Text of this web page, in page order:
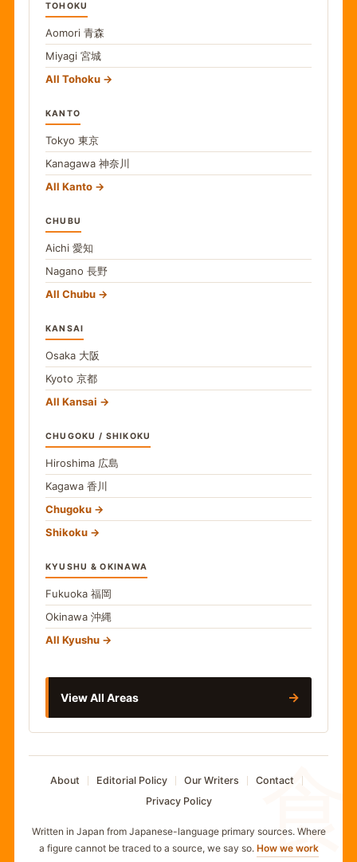
食
TOHOKU
Aomori 青森
Miyagi 宮城
All Tohoku
KANTO
Tokyo 東京
Kanagawa 神奈川
All Kanto
CHUBU
Aichi 愛知
Nagano 長野
All Chubu
KANSAI
Osaka 大阪
Kyoto 京都
All Kansai
CHUGOKU / SHIKOKU
Hiroshima 広島
Kagawa 香川
Chugoku
Shikoku
KYUSHU & OKINAWA
Fukuoka 福岡
Okinawa 沖縄
All Kyushu
View All Areas →
About Editorial Policy Our Writers
Contact
Privacy Policy
Written in Japan from Japanese-language primary sources. Where
a figure cannot be traced to a source, we say so. How we work